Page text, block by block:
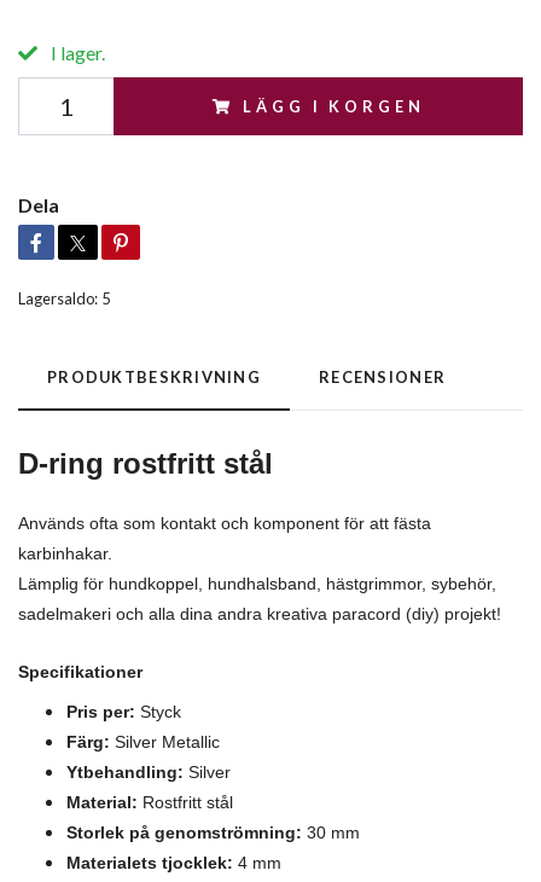
I lager.
LÄGG I KORGEN
Dela
Lagersaldo: 5
PRODUKTBESKRIVNING RECENSIONER
D-ring rostfritt stål
Används ofta som kontakt och komponent för att fästa
karbinhakar.
Lämplig för hundkoppel, hundhalsband, hästgrimmor, sybehör,
sadelmakeri och alla dina andra kreativa paracord (diy) projekt!
Specifikationer
Pris per: Styck
Färg: Silver Metallic
Ytbehandling: Silver
Material: Rostfritt stål
Storlek på genomströmning: 30 mm
Materialets tjocklek: 4 mm